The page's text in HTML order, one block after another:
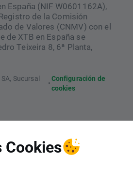
España (NIF W0601162A),
de la Comisión
de Valores (CNMV) con el
de XTB en España se
Teixeira 8, 6ª Planta,
Sucursal
•
Configuración de
cookies
Cookies